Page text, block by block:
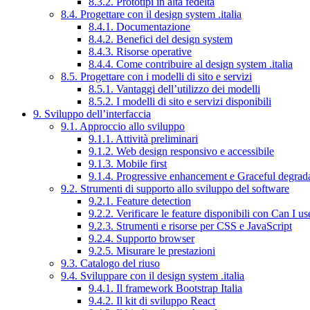
8.4. Progettare con il design system .italia
8.4.1. Documentazione
8.4.2. Benefici del design system
8.4.3. Risorse operative
8.4.4. Come contribuire al design system .italia
8.5. Progettare con i modelli di sito e servizi
8.5.1. Vantaggi dell’utilizzo dei modelli
8.5.2. I modelli di sito e servizi disponibili
9. Sviluppo dell’interfaccia
9.1. Approccio allo sviluppo
9.1.1. Attività preliminari
9.1.2. Web design responsivo e accessibile
9.1.3. Mobile first
9.1.4. Progressive enhancement e Graceful
9.2. Strumenti di supporto allo sviluppo del software
9.2.1. Feature detection
9.2.2. Verificare le feature disponibili con Can I
9.2.3. Strumenti e risorse per CSS e JavaScript
9.2.4. Supporto browser
9.2.5. Misurare le prestazioni
9.3. Catalogo del riuso
9.4. Sviluppare con il design system .italia
9.4.1. Il framework Bootstrap Italia
9.4.2. Il kit di sviluppo React